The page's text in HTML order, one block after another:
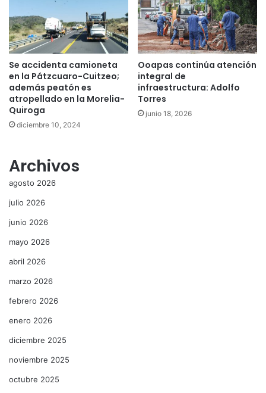
Se accidenta camioneta
en la Pátzcuaro-Cuitzeo;
además peatón es
atropellado en la Morelia-
Quiroga
diciembre 10, 2024
Ooapas continúa atención
integral de
infraestructura: Adolfo
Torres
junio 18, 2026
Archivos
agosto 2026
julio 2026
junio 2026
mayo 2026
abril 2026
marzo 2026
febrero 2026
enero 2026
diciembre 2025
noviembre 2025
octubre 2025